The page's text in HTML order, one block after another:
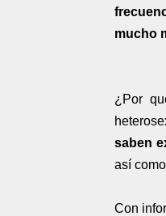
mucho
¿Por
saben
así
Con